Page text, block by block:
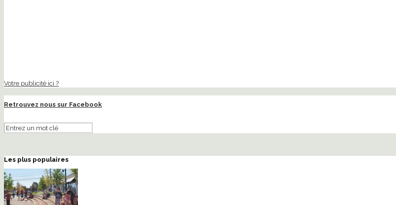
Votre publicité ici ?
Retrouvez nous sur Facebook
Les plus populaires